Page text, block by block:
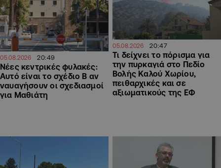
05.08.2026 20:49
Νέες κεντρικές φυλακές:
Αυτό είναι το σχέδιο Β αν
ναυαγήσουν οι σχεδιασμοί
για Μαθιάτη
05.08.2026 20:47
Τι δείχνει το πόρισμα για
την πυρκαγιά στο Πεδίο
Βολής Καλού Χωρίου,
πειθαρχικές και σε
αξιωματικούς της ΕΦ